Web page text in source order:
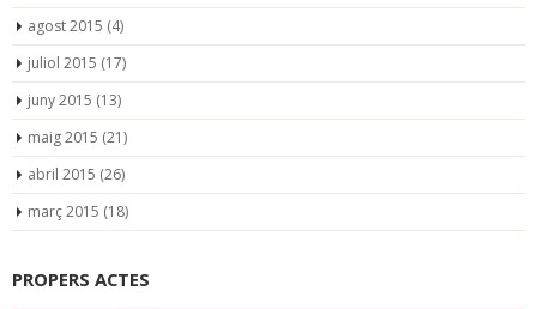
agost 2015 (4)
juliol 2015 (17)
juny 2015 (13)
maig 2015 (21)
abril 2015 (26)
març 2015 (18)
PROPERS ACTES